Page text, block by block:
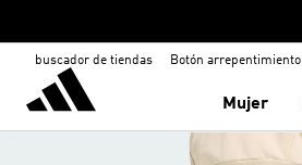
buscador de tiendas Botón arrepentimiento
Mujer